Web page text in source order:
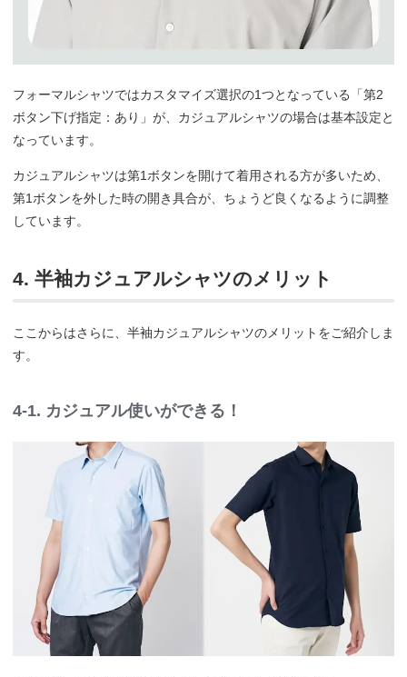
フォーマルシャツではカスタマイズ選択の1つとなっている「第2
ボタン下げ指定：あり」が、カジュアルシャツの場合は基本設定と
なっています。
カジュアルシャツは第1ボタンを開けて着用される方が多いため、
第1ボタンを外した時の開き具合が、ちょうど良くなるように調整
しています。
4. 半袖カジュアルシャツのメリット
ここからはさらに、半袖カジュアルシャツのメリットをご紹介しま
す。
4-1. カジュアル使いができる！